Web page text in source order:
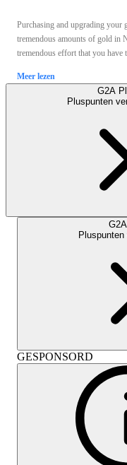
Purchasing and upgrading your
tremendous amounts of gold in
tremendous effort that you have
Meer lezen
G2A
Pluspunten
Pluspunten
GESPONSORD